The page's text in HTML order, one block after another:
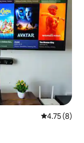
Calificación
4.75 (8)